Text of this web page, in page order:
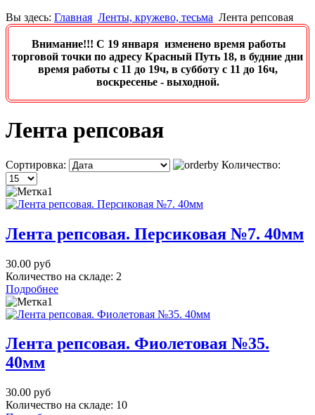
Вы здесь: Главная Ленты, кружево, тесьма Лента репсовая
Внимание!!! C 19 января изменено время работы
торговой точки по адресу Красный Путь 18, в будние дни
время работы с 11 до 19ч, в субботу с 11 до 16ч,
воскресенье - выходной.
Лента репсовая
Сортировка: Количество:
Лента репсовая. Персиковая №7. 40мм
30.00 руб
Количество на складе: 2
Подробнее
Лента репсовая. Фиолетовая №35.
40мм
30.00 руб
Количество на складе: 10